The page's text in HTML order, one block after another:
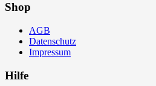
Shop
AGB
Datenschutz
Impressum
Hilfe